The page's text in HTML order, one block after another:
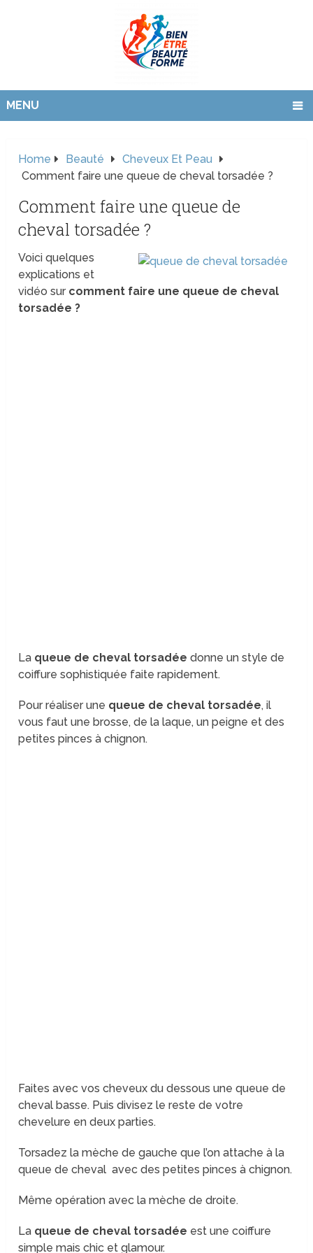
MENU
Home Beauté
Cheveux Et Peau
Comment faire une queue de cheval torsadée ?
Comment faire une queue de
cheval torsadée ?
Voici quelques
explications et
vidéo sur comment faire une queue de cheval
torsadée ?
La queue de cheval torsadée donne un style de
coiffure sophistiquée faite rapidement.
Pour réaliser une queue de cheval torsadée, il
vous faut une brosse, de la laque, un peigne et des
petites pinces à chignon.
Faites avec vos cheveux du dessous une queue de
cheval basse. Puis divisez le reste de votre
chevelure en deux parties.
Torsadez la mèche de gauche que l’on attache à la
queue de cheval avec des petites pinces à chignon.
Même opération avec la mèche de droite.
La queue de cheval torsadée est une coiffure
simple mais chic et glamour.